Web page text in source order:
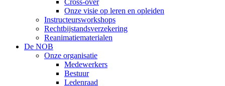
Cross-over
Onze visie op leren en opleiden
Instructeursworkshops
Rechtbijstandsverzekering
Reanimatiematerialen
De NOB
Onze organisatie
Medewerkers
Bestuur
Ledenraad